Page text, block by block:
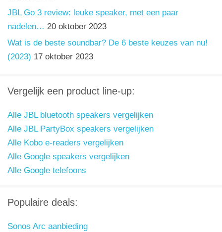
JBL Go 3 review: leuke speaker, met een paar
nadelen… 20 oktober 2023
Wat is de beste soundbar? De 6 beste keuzes van nu!
(2023) 17 oktober 2023
Vergelijk een product line-up:
Alle JBL bluetooth speakers vergelijken
Alle JBL PartyBox speakers vergelijken
Alle Kobo e-readers vergelijken
Alle Google speakers vergelijken
Alle Google telefoons
Populaire deals:
Sonos Arc aanbieding